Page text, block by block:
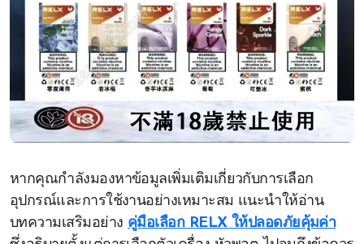
หากคุณกำลังมองหาข้อมูลเพิ่มเติมเกี่ยวกับการเลือก
อุปกรณ์และการใช้งานอย่างเหมาะสม แนะนำให้อ่าน
บทความเสริมอย่าง คู่มือเลือก RELX ให้ปลอดภัยคุ้มค่า